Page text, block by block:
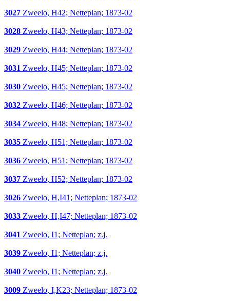
3027 Zweelo, H42; Netteplan; 1873-02
3028 Zweelo, H43; Netteplan; 1873-02
3029 Zweelo, H44; Netteplan; 1873-02
3031 Zweelo, H45; Netteplan; 1873-02
3030 Zweelo, H45; Netteplan; 1873-02
3032 Zweelo, H46; Netteplan; 1873-02
3034 Zweelo, H48; Netteplan; 1873-02
3035 Zweelo, H51; Netteplan; 1873-02
3036 Zweelo, H51; Netteplan; 1873-02
3037 Zweelo, H52; Netteplan; 1873-02
3026 Zweelo, H,I41; Netteplan; 1873-02
3033 Zweelo, H,I47; Netteplan; 1873-02
3041 Zweelo, I1; Netteplan; z.j.
3039 Zweelo, I1; Netteplan; z.j.
3040 Zweelo, I1; Netteplan; z.j.
3009 Zweelo, I,K23; Netteplan; 1873-02